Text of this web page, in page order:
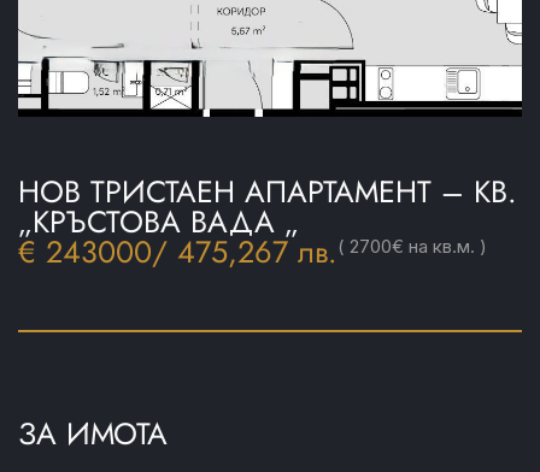
НОВ ТРИСТАЕН АПАРТАМЕНТ – КВ.
„КРЪСТОВА ВАДА „
€ 243000/ 475,267 лв. ( 2700€ на кв.м. )
ЗА ИМОТА